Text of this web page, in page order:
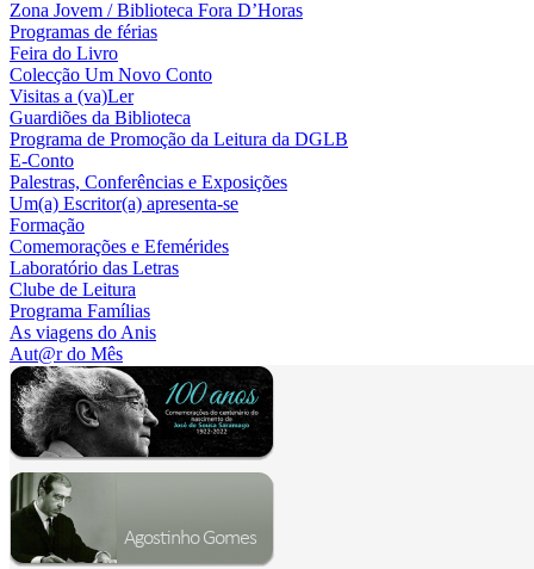
Zona Jovem / Biblioteca Fora D’Horas
Programas de férias
Feira do Livro
Colecção Um Novo Conto
Visitas a (va)Ler
Guardiões da Biblioteca
Programa de Promoção da Leitura da DGLB
E-Conto
Palestras, Conferências e Exposições
Um(a) Escritor(a) apresenta-se
Formação
Comemorações e Efemérides
Laboratório das Letras
Clube de Leitura
Programa Famílias
As viagens do Anis
Aut@r do Mês